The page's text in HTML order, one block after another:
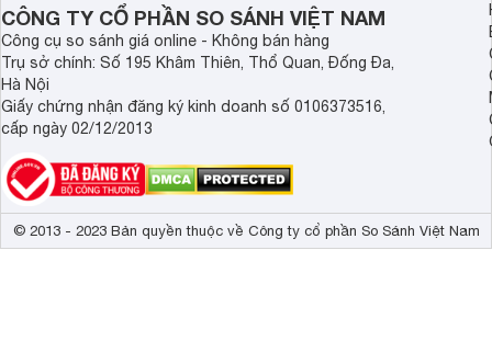
CÔNG TY CỔ PHẦN SO SÁNH VIỆT NAM
Công cụ so sánh giá online - Không bán hàng
Trụ sở chính: Số 195 Khâm Thiên, Thổ Quan, Đống Đa,
Hà Nội
Giấy chứng nhận đăng ký kinh doanh số 0106373516,
cấp ngày 02/12/2013
© 2013 - 2023 Bản quyền thuộc về Công ty cổ phần So Sánh Việt Nam